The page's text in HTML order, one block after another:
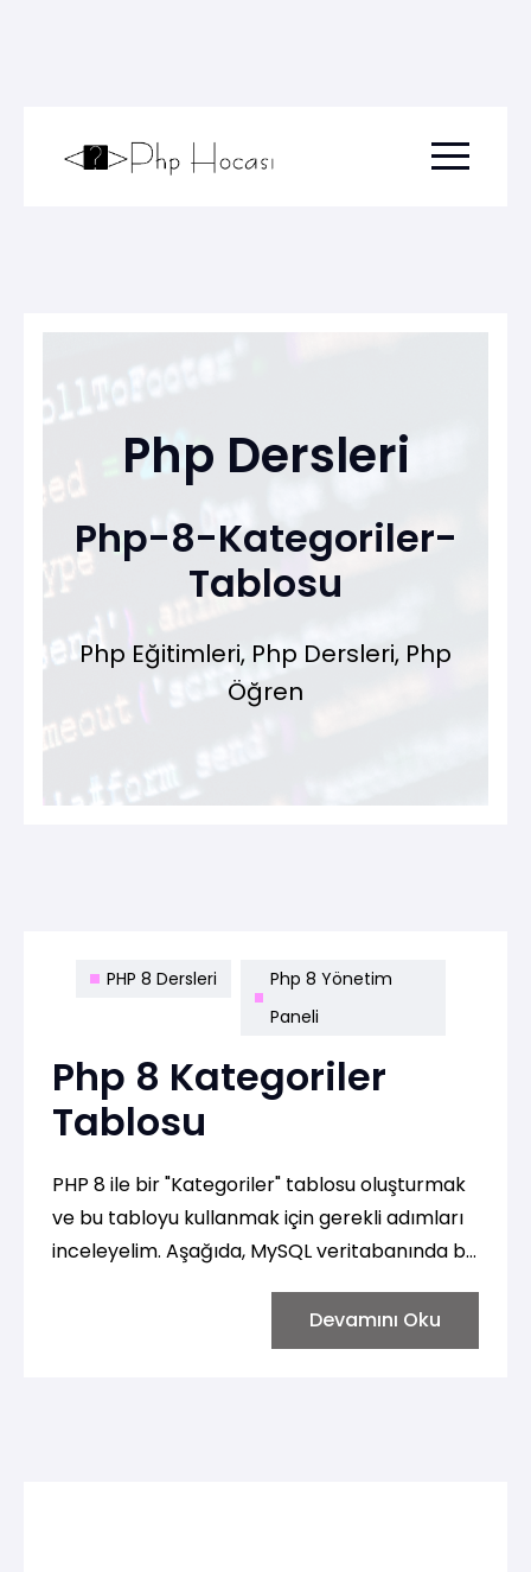
Menu
Php Dersleri
Php-8-Kategoriler-
Tablosu
Php Eğitimleri, Php Dersleri, Php
Öğren
PHP 8 Dersleri
Php 8 Yönetim
Paneli
Php 8 Kategoriler
Tablosu
PHP 8 ile bir "Kategoriler" tablosu oluşturmak
ve bu tabloyu kullanmak için gerekli adımları
inceleyelim. Aşağıda, MySQL veritabanında bir
verileri okuma, güncelleme ve silme
işlemlerini içeren örnekler bulunmaktadır.
Devamını Oku